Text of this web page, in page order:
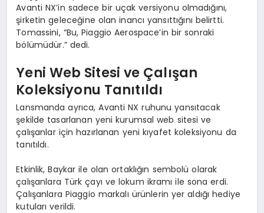
Avanti NX’in sadece bir uçak versiyonu olmadığını,
şirketin geleceğine olan inancı yansıttığını belirtti.
Tomassini, “Bu, Piaggio Aerospace’in bir sonraki
bölümüdür.” dedi.
Yeni Web Sitesi ve Çalışan
Koleksiyonu Tanıtıldı
Lansmanda ayrıca, Avanti NX ruhunu yansıtacak
şekilde tasarlanan yeni kurumsal web sitesi ve
çalışanlar için hazırlanan yeni kıyafet koleksiyonu da
tanıtıldı.
Etkinlik, Baykar ile olan ortaklığın sembolü olarak
çalışanlara Türk çayı ve lokum ikramı ile sona erdi.
Çalışanlara Piaggio markalı ürünlerin yer aldığı hediye
kutuları verildi.